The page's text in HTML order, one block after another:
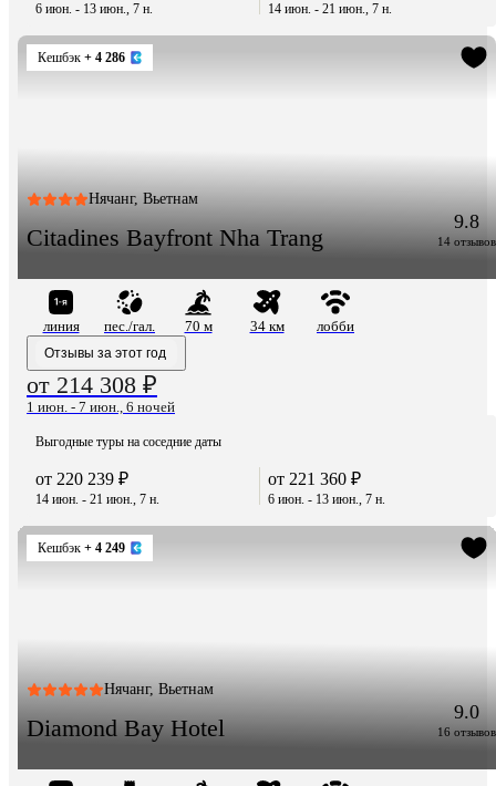
6 июн. - 13 июн., 7 н. 14 июн. - 21 июн., 7 н.
Кешбэк + 4 286
Нячанг, Вьетнам
Citadines Bayfront Nha Trang
9.8
14 отзывов
линия пес./гал. 70 м 34 км
лобби
Отзывы за этот год
от 214 308 ₽
1 июн. - 7 июн., 6 ночей
Выгодные туры на соседние даты
от 220 239 ₽
14 июн. - 21 июн., 7 н.
от 221 360 ₽
6 июн. - 13 июн., 7 н.
Кешбэк + 4 249
Нячанг, Вьетнам
Diamond Bay Hotel
9.0
16 отзывов